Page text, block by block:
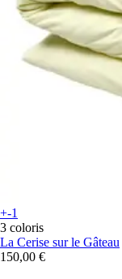
+-1
3 coloris
La Cerise sur le Gâteau
150,00 €